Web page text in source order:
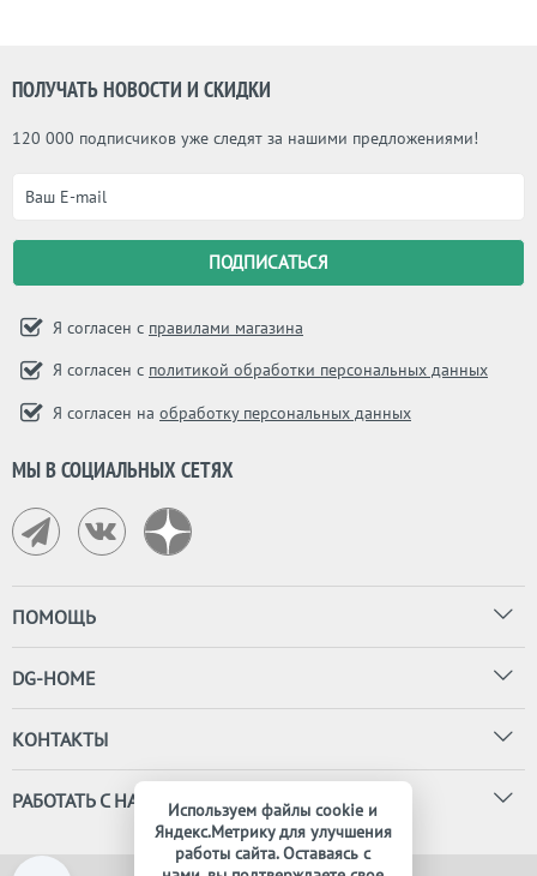
ПОЛУЧАТЬ НОВОСТИ И СКИДКИ
120 000 подписчиков уже следят за нашими предложениями!
Я согласен с правилами магазина
Я согласен с политикой обработки персональных данных
Я согласен на обработку персональных данных
МЫ В СОЦИАЛЬНЫХ СЕТЯХ
ПОМОЩЬ
DG-HOME
КОНТАКТЫ
РАБОТАТЬ С НАМИ
Используем файлы cookie и
Яндекс.Метрику для улучшения
работы сайта. Оставаясь с